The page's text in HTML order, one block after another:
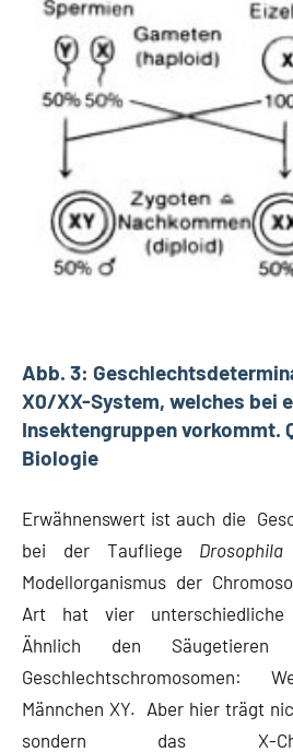
Abb. 3:
X0/XX-System, welches bei
Insektengruppen vorkommt.
Biologie
Erwähnenswert ist auch die
bei der Taufliege
Modellorganismus der
Art hat vier unterschiedliche
Ähnlich den
Geschlechtschromosomen:
Männchen XY. Aber hier trägt
sondern das X-